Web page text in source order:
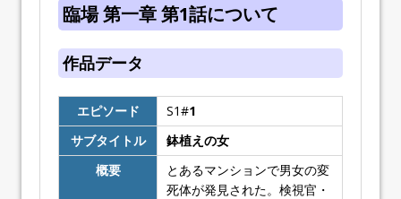
臨場 第一章 第1話について
作品データ
エピソード S1#1
サブタイトル
鉢植えの女
概要
とあるマンションで男女の変
死体が発見された。検視官・